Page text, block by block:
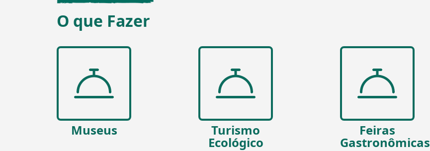
O que Fazer
Museus Turismo
Ecológico
Feiras
Gastronômicas